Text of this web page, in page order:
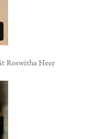
Roswitha Heer